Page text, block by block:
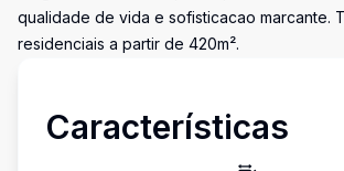
qualidade de vida e sofisticacao marcante.
residenciais a partir de 420m².
Características